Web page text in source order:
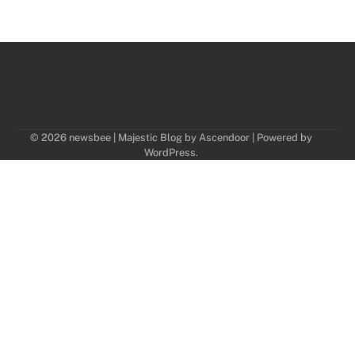
© 2026 newsbee | Majestic Blog by Ascendoor | Powered by
WordPress.